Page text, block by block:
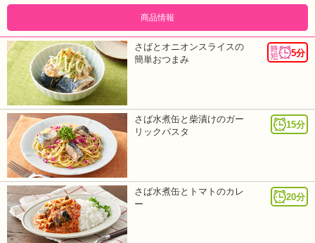
商品情報
5分
さばとオニオンスライスの
簡単おつまみ
15分
さば水煮缶と柴漬けのガー
リックパスタ
20分
さば水煮缶とトマトのカレ
ー